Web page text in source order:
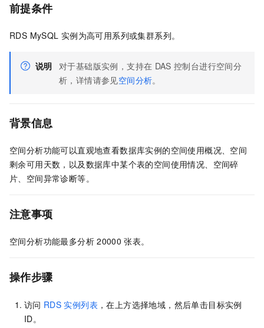
前提条件
RDS MySQL 实例为高可用系列或集群系列。
说明 对于基础版实例，支持在 DAS 控制台进行空间分
析，详情请参见空间分析。
背景信息
空间分析功能可以直观地查看数据库实例的空间使用概况、空间
剩余可用天数，以及数据库中某个表的空间使用情况、空间碎
片、空间异常诊断等。
注意事项
空间分析功能最多分析 20000 张表。
操作步骤
访问 RDS 实例列表 ，在上方选择地域，然后单击目标实例
ID。